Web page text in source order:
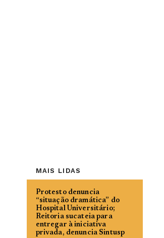
MAIS LIDAS
Protesto denuncia
“situação dramática” do
Hospital Universitário;
Reitoria sucateia para
entregar à iniciativa
privada, denuncia Sintusp